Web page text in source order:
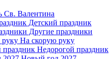
Св. Валентина
Детский праздник
Другие праздники
На скорую руку
Недорогой праздник